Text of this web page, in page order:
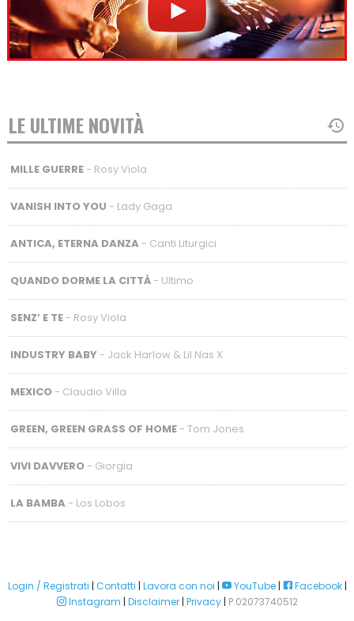
LE ULTIME NOVITÀ
MILLE GUERRE- Rosy Viola
VANISH INTO YOU - Lady Gaga
ANTICA, ETERNA DANZA - Canti Liturgici
QUANDO DORME LA CITTÀ- Ultimo
SENZ’ E TE- Rosy Viola
INDUSTRY BABY - Jack Harlow & Lil Nas X
MEXICO- Claudio Villa
GREEN, GREEN GRASS OF HOME- Tom Jones
VIVI DAVVERO- Giorgia
LA BAMBA - Los Lobos
Login / Registrati | Contatti | Lavora con noi | YouTube| Facebook|
Instagram | Disclaimer| Privacy| P.02073740512